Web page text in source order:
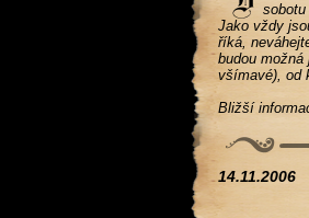
sobotu
Jako vždy
říká,
budou
všímavé), od
Bližší
14.11.2006